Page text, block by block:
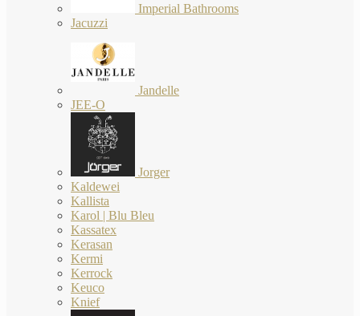
Imperial Bathrooms
Jacuzzi
Jandelle
JEE-O
Jorger
Kaldewei
Kallista
Karol | Blu Bleu
Kassatex
Kerasan
Kermi
Kerrock
Keuco
Knief